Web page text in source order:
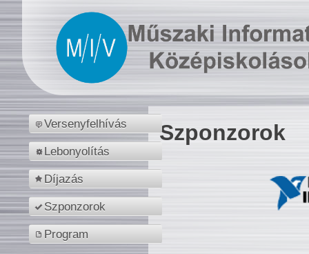
Versenyfelhívás
Lebonyolítás
Díjazás
Szponzorok
Program
Szponzorok